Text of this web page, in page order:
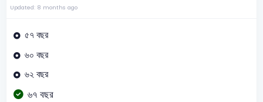
Updated: 8 months ago
৫৭ বছর
৬০ বছর
৬২ বছর
৬৭ বছর